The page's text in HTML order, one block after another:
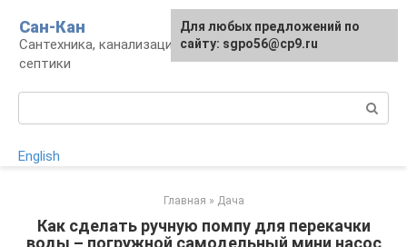
контенту
Сан-Кан
Сантехника, канализация, водопровод,
септики
English
Главная » Дача
Как сделать ручную помпу для перекачки
воды – погружной самодельный мини насос
Для любых предложений по
сайту: sgpo56@cp9.ru